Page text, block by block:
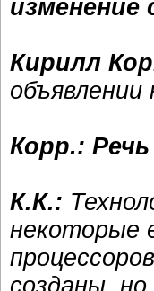
изменение
Кирилл
объявлении
Корр.:
К.К.:
некоторые
созданы, но